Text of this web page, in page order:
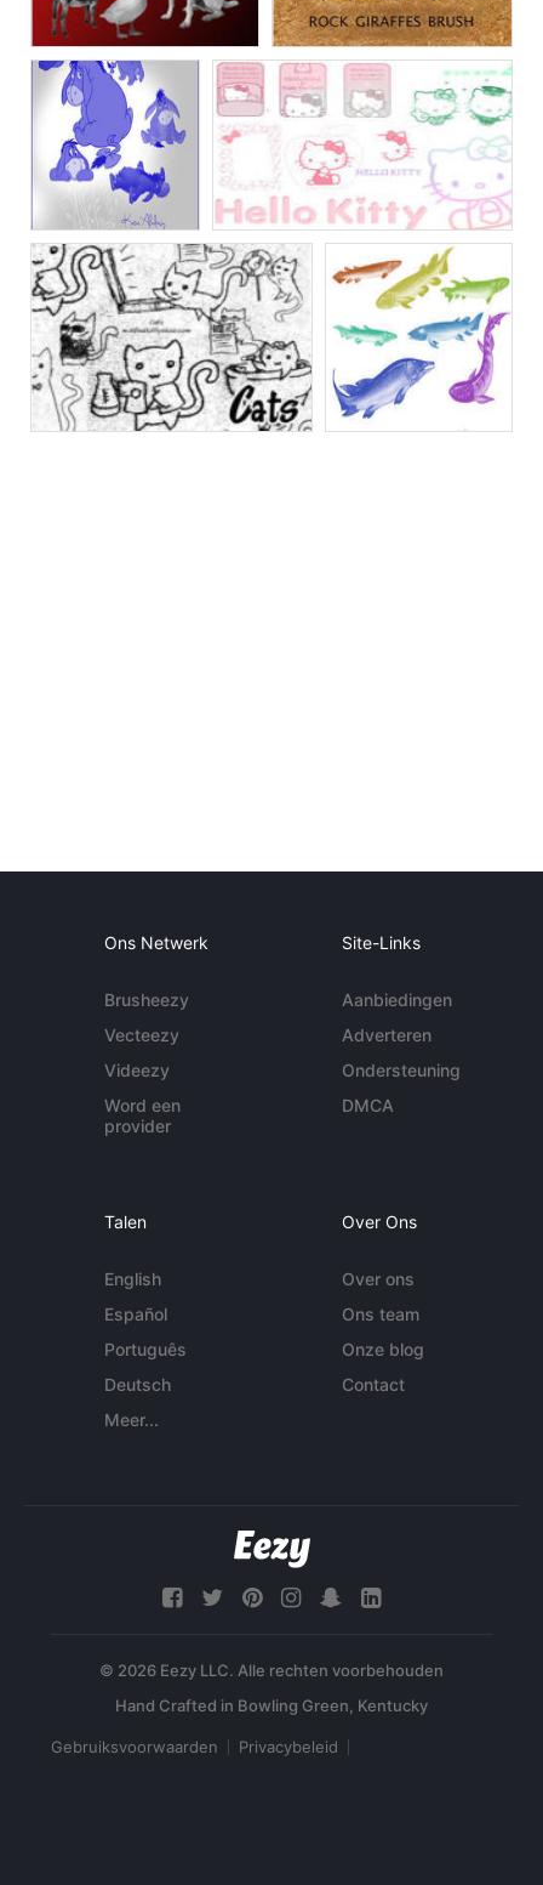
Ons Netwerk
Brusheezy
Vecteezy
Videezy
Word een
provider
Site-Links
Aanbiedingen
Adverteren
Ondersteuning
DMCA
Talen
English
Español
Português
Deutsch
Meer...
Over Ons
Over ons
Ons team
Onze blog
Contact
© 2026 Eezy LLC. Alle rechten voorbehouden
Gebruiksvoorwaarden Privacybeleid